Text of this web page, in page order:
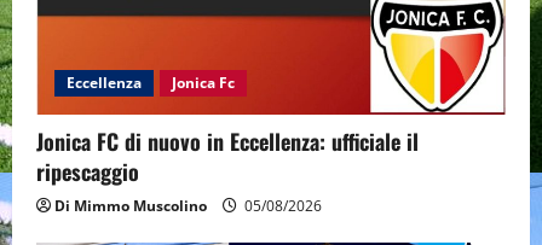
Eccellenza Jonica Fc
Jonica FC di nuovo in Eccellenza: ufficiale il
ripescaggio
Di Mimmo Muscolino 05/08/2026